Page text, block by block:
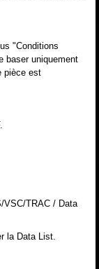
"Conditions
baser uniquement
pièce est
VSC/TRAC / Data
la Data List.